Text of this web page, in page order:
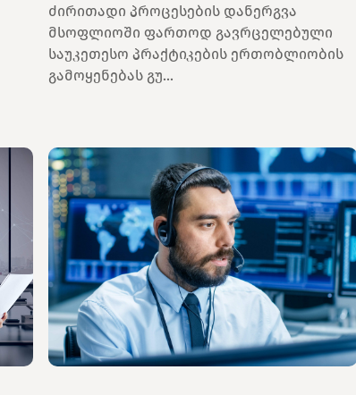
ძირითადი პროცესების დანერგვა
მსოფლიოში ფართოდ გავრცელებული
საუკეთესო პრაქტიკების ერთობლიობის
გამოყენებას გუ...